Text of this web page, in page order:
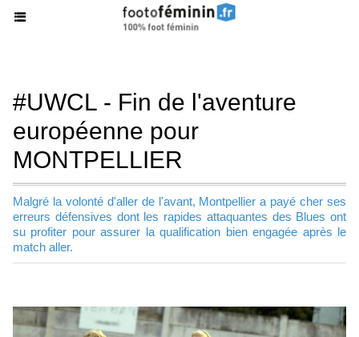
#UWCL - Fin de l'aventure
européenne pour
MONTPELLIER
Malgré la volonté d'aller de l'avant, Montpellier a payé cher ses
erreurs défensives dont les rapides attaquantes des Blues ont
su profiter pour assurer la qualification bien engagée après le
match aller.